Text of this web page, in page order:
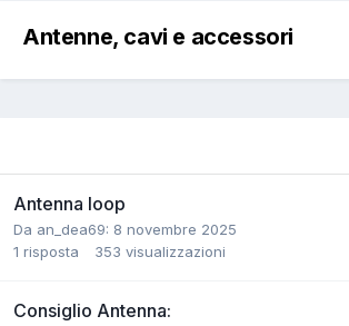
Antenne, cavi e accessori
Antenna loop
Da an_dea69: 8 novembre 2025
1 risposta 353 visualizzazioni
Consiglio Antenna: